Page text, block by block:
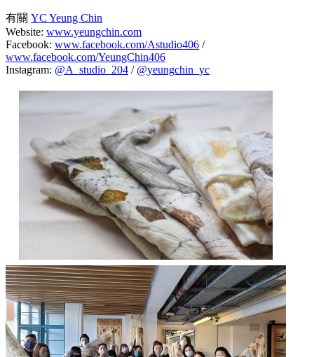
有關 YC Yeung Chin
Website: www.yeungchin.com
Facebook: www.facebook.com/Astudio406 /
www.facebook.com/YeungChin406
Instagram: @A_studio_204 / @yeungchin_yc